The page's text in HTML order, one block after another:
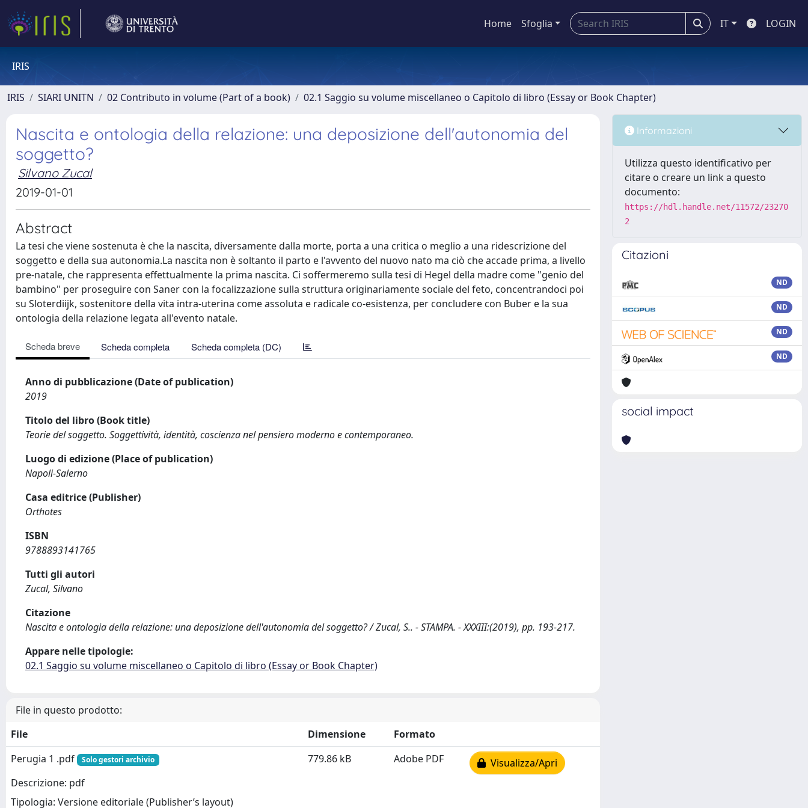
Home Sfoglia IT LOGIN
IRIS
IRIS SIARI UNITN 02 Contributo in volume (Part of a book) 02.1 Saggio su volume miscellaneo o Capitolo di libro (Essay or Book Chapter)
Nascita e ontologia della relazione: una deposizione dell'autonomia del
soggetto?
Silvano Zucal
2019-01-01
Abstract
La tesi che viene sostenuta è che la nascita, diversamente dalla morte, porta a una critica o meglio a una ridescrizione del
soggetto e della sua autonomia.La nascita non è soltanto il parto e l'avvento del nuovo nato ma ciò che accade prima, a livello
pre-natale, che rappresenta effettualmente la prima nascita. Ci soffermeremo sulla tesi di Hegel della madre come "genio del
bambino" per proseguire con Saner con la focalizzazione sulla struttura originariamente sociale del feto, concentrandoci poi
su Sloterdiijk, sostenitore della vita intra-uterina come assoluta e radicale co-esistenza, per concludere con Buber e la sua
ontologia della relazione legata all'evento natale.
Scheda breve Scheda completa Scheda completa (DC)
Anno di pubblicazione (Date of publication)
2019
Titolo del libro (Book title)
Teorie del soggetto. Soggettività, identità, coscienza nel pensiero moderno e contemporaneo.
Luogo di edizione (Place of publication)
Napoli-Salerno
Casa editrice (Publisher)
Orthotes
ISBN
9788893141765
Tutti gli autori
Zucal, Silvano
Citazione
Nascita e ontologia della relazione: una deposizione dell'autonomia del soggetto? / Zucal, S.. - STAMPA. - XXXIII:(2019), pp. 193-217.
Appare nelle tipologie:
02.1 Saggio su volume miscellaneo o Capitolo di libro (Essay or Book Chapter)
File in questo prodotto:
File
Dimensione
Formato
Perugia 1 .pdf
Solo gestori archivio
Descrizione: pdf
Tipologia: Versione editoriale (Publisher’s layout)
779.86 kB Adobe PDF Visualizza/Apri
Informazioni
Utilizza questo identificativo per
citare o creare un link a questo
documento:
https://hdl.handle.net/11572/23270
2
Citazioni
ND
ND
ND
ND
social impact